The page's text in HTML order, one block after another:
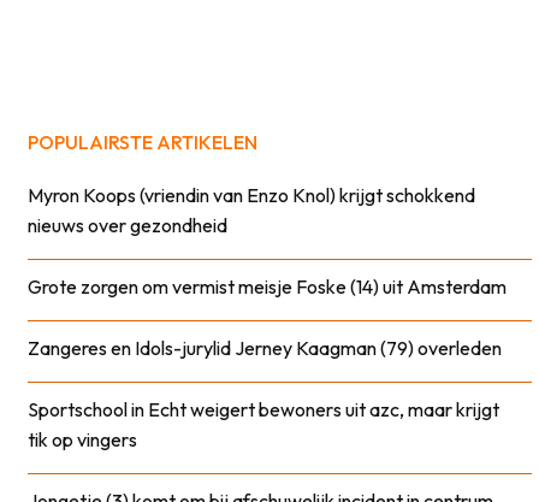
POPULAIRSTE ARTIKELEN
Myron Koops (vriendin van Enzo Knol) krijgt schokkend
nieuws over gezondheid
Grote zorgen om vermist meisje Foske (14) uit Amsterdam
Zangeres en Idols-jurylid Jerney Kaagman (79) overleden
Sportschool in Echt weigert bewoners uit azc, maar krijgt
tik op vingers